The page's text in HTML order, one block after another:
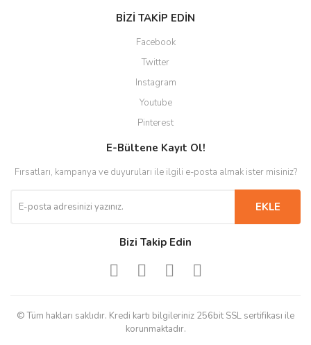
BİZİ TAKİP EDİN
Facebook
Twitter
Instagram
Youtube
Pinterest
E-Bültene Kayıt Ol!
Fırsatları, kampanya ve duyuruları ile ilgili e-posta almak ister misiniz?
EKLE
Bizi Takip Edin
© Tüm hakları saklıdır. Kredi kartı bilgileriniz 256bit SSL sertifikası ile
korunmaktadır.